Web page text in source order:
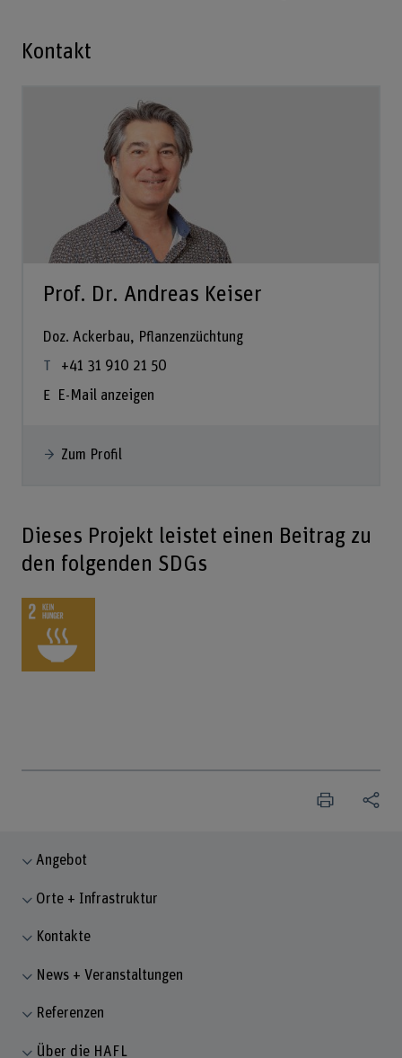
Kontakt
Prof. Dr. Andreas Keiser
Doz. Ackerbau, Pflanzenzüchtung
+41 31 910 21 50
E-Mail anzeigen
Zum Profil
Dieses Projekt leistet einen Beitrag zu
den folgenden SDGs
Angebot
Orte + Infrastruktur
Kontakte
News + Veranstaltungen
Referenzen
Über die HAFL